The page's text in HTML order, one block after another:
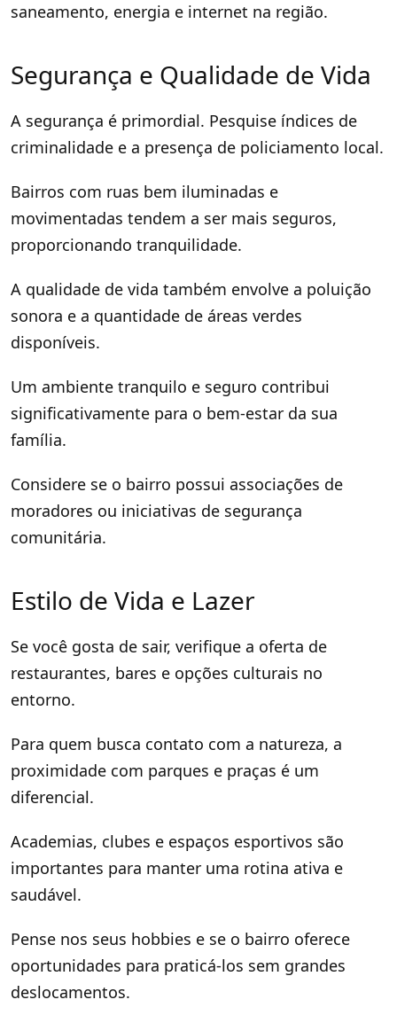
saneamento, energia e internet na região.
Segurança e Qualidade de Vida
A segurança é primordial. Pesquise índices de
criminalidade e a presença de policiamento local.
Bairros com ruas bem iluminadas e
movimentadas tendem a ser mais seguros,
proporcionando tranquilidade.
A qualidade de vida também envolve a poluição
sonora e a quantidade de áreas verdes
disponíveis.
Um ambiente tranquilo e seguro contribui
significativamente para o bem-estar da sua
família.
Considere se o bairro possui associações de
moradores ou iniciativas de segurança
comunitária.
Estilo de Vida e Lazer
Se você gosta de sair, verifique a oferta de
restaurantes, bares e opções culturais no
entorno.
Para quem busca contato com a natureza, a
proximidade com parques e praças é um
diferencial.
Academias, clubes e espaços esportivos são
importantes para manter uma rotina ativa e
saudável.
Pense nos seus hobbies e se o bairro oferece
oportunidades para praticá-los sem grandes
deslocamentos.